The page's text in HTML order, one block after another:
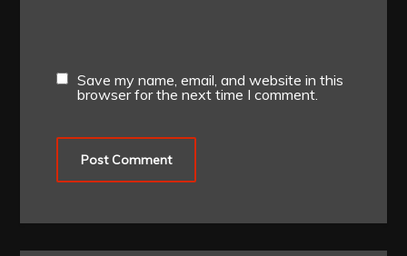
Save my name, email, and website in this
browser for the next time I comment.